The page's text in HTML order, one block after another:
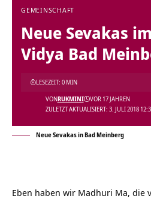
GEMEINSCHAFT
Neue Sevakas
Vidya Bad
ZULETZT AKTUALISIERT: 3. JULI 2018
VONRUKMINI VOR 17 JAHREN
LESEZEIT: 0 MIN
Neue Sevakas in Bad Meinberg
Eben haben wir Madhuri Ma, die